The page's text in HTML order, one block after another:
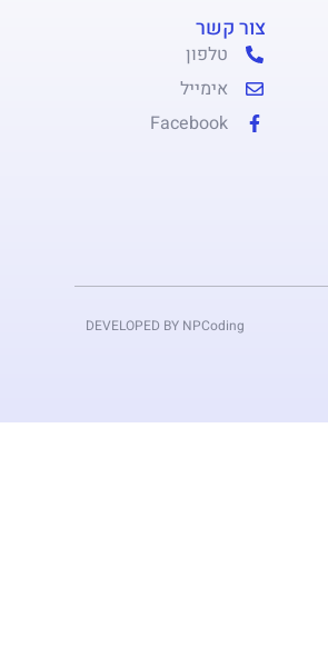
צור קשר
טלפון
אימייל
Facebook
DEVELOPED BY NPCoding